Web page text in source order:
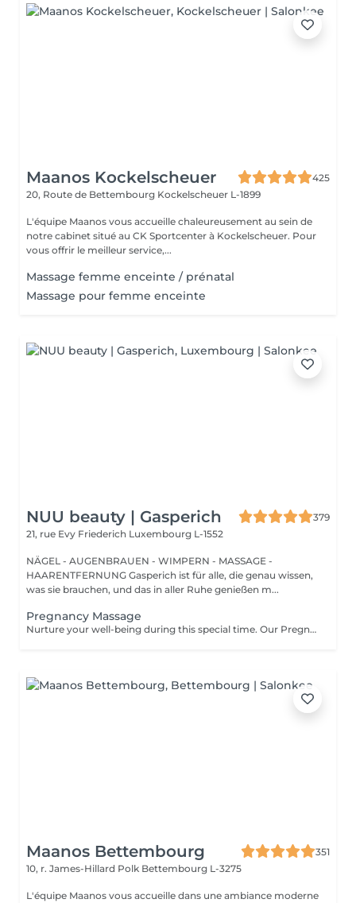
Maanos Kockelscheuer
425
20, Route de Bettembourg Kockelscheuer L-1899
L'équipe Maanos vous accueille chaleureusement au sein de
notre cabinet situé au CK Sportcenter à Kockelscheuer. Pour
vous offrir le meilleur service,...
Massage femme enceinte / prénatal
Massage pour femme enceinte
NUU beauty | Gasperich
379
21, rue Evy Friederich Luxembourg L-1552
NÄGEL - AUGENBRAUEN - WIMPERN - MASSAGE -
HAARENTFERNUNG Gasperich ist für alle, die genau wissen,
was sie brauchen, und das in aller Ruhe genießen m...
Pregnancy Massage
Nurture your well-being during this special time. Our Pregnancy Massage is a gentle, relaxing treatment designed to reduce muscle tension, improve circulation, and ease discomfort commonly experienced during pregnancy. Soft, flowing techniques and comfortable side-lying positioning provide deep relaxation without placing pressure on the abdomen. Hypoallergenic, unscented oils are used to care for sensitive skin and maintain comfort throughout the session. This massage helps relieve tension in the lower back and shoulders, reduces swelling and heaviness in the legs, improves overall circulation, and promotes a sense of ease and balance in the body. This treatment is performed only with the approval of your doctor.
Maanos Bettembourg
351
10, r. James-Hillard Polk Bettembourg L-3275
L'équipe Maanos vous accueille dans une ambiance moderne